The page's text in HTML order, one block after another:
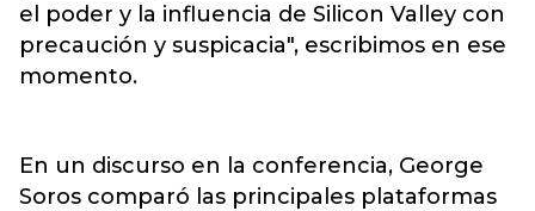
el poder y la influencia de Silicon Valley con
precaución y suspicacia", escribimos en ese
momento.
En un discurso en la conferencia, George
Soros comparó las principales plataformas